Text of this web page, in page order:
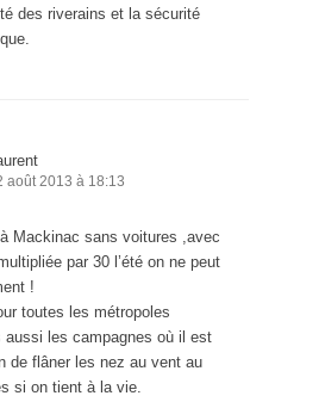
des riverains et la sécurité
août 2013 à 18:13
Mackinac sans voitures ,avec
par 30 l’été on ne peut
!
toutes les métropoles
aussi les campagnes où il est
de flâner les nez au vent au
si on tient à la vie.